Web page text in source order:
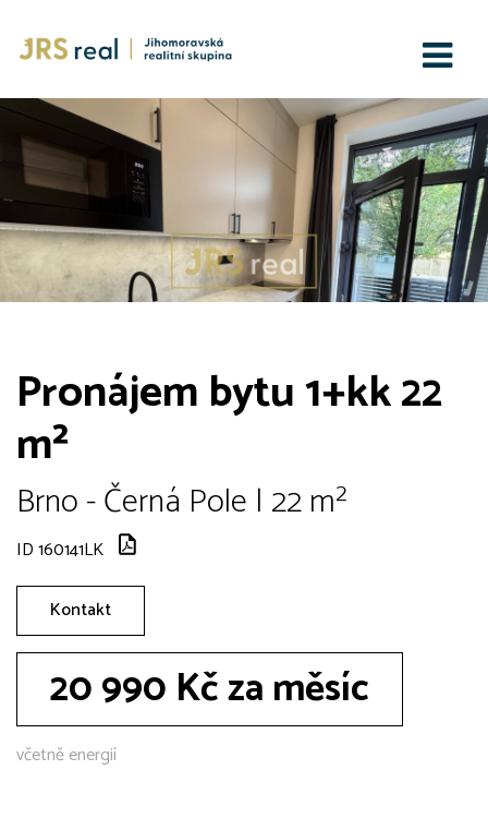
Pronájem bytu 1+kk 22
m²
Brno - Černá Pole | 22 m²
ID 160141LK
Kontakt
20 990 Kč za měsíc
včetně energií